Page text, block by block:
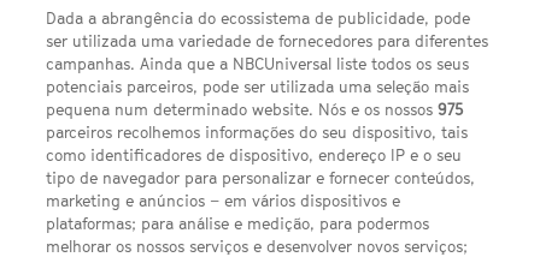
SEGUE-NOS
FACEBOOK
TWITTER
YOUTUBEINSTAGRAM
LINKS ÚTEIS
Dada a abrangência do ecossistema de publicidade, pode
ser utilizada uma variedade de fornecedores para diferentes
campanhas. Ainda que a NBCUniversal liste todos os seus
potenciais parceiros, pode ser utilizada uma seleção mais
pequena num determinado website. Nós e os nossos975
parceiros recolhemos informações do seu dispositivo, tais
como identificadores de dispositivo, endereço IP e o seu
tipo de navegador para personalizar e fornecer conteúdos,
marketing e anúncios – em vários dispositivos e
plataformas; para análise e medição, para podermos
melhorar os nossos serviços e desenvolver novos serviços;